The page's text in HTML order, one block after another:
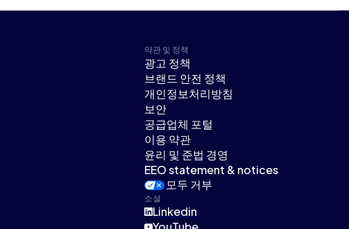
약관 및 정책
광고 정책
브랜드 안전 정책
개인정보처리방침
보안
공급업체 포털
이용 약관
윤리 및 준법 경영
EEO statement & notices
모두 거부
소셜
Linkedin